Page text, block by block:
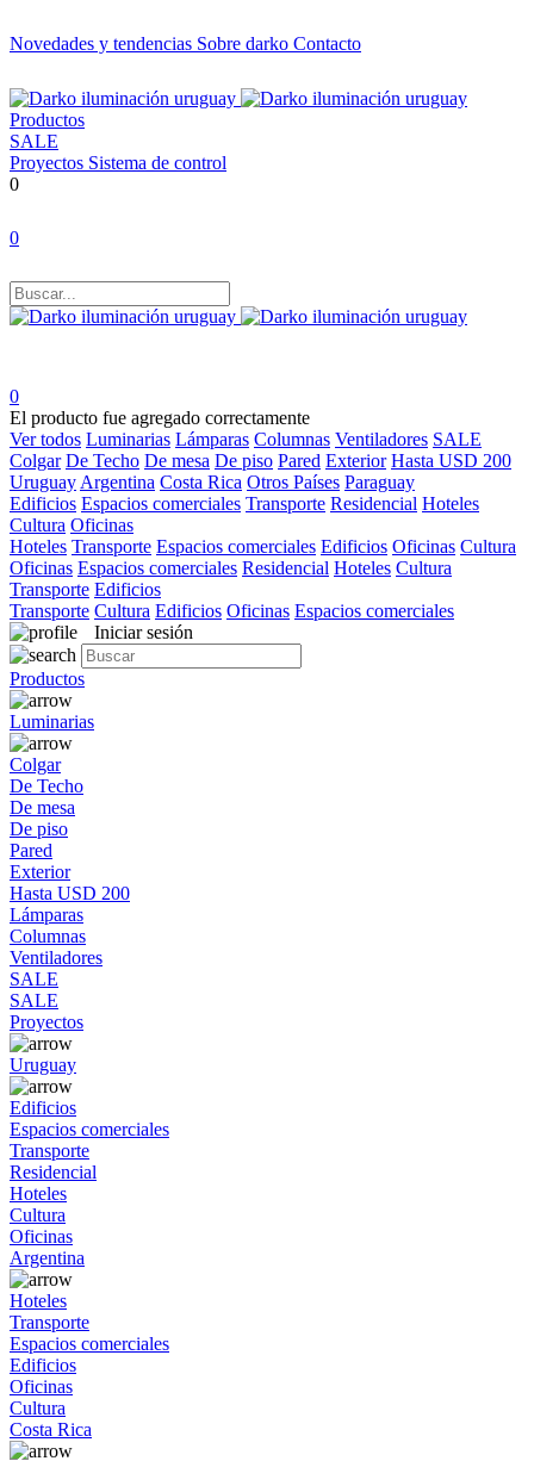
Novedades y tendencias Sobre darko Contacto
Productos
SALE
Proyectos Sistema de control
0
0
0
El producto fue agregado correctamente
Ver todos Luminarias Lámparas Columnas Ventiladores SALE
Colgar De Techo De mesa De piso Pared Exterior Hasta USD 200
Uruguay Argentina Costa Rica Otros Países Paraguay
Edificios Espacios comerciales Transporte Residencial Hoteles
Cultura Oficinas
Hoteles Transporte Espacios comerciales Edificios Oficinas Cultura
Oficinas Espacios comerciales Residencial Hoteles Cultura
Transporte Edificios
Transporte Cultura Edificios Oficinas Espacios comerciales
Iniciar sesión
Productos
Luminarias
Colgar
De Techo
De mesa
De piso
Pared
Exterior
Hasta USD 200
Lámparas
Columnas
Ventiladores
SALE
SALE
Proyectos
Uruguay
Edificios
Espacios comerciales
Transporte
Residencial
Hoteles
Cultura
Oficinas
Argentina
Hoteles
Transporte
Espacios comerciales
Edificios
Oficinas
Cultura
Costa Rica